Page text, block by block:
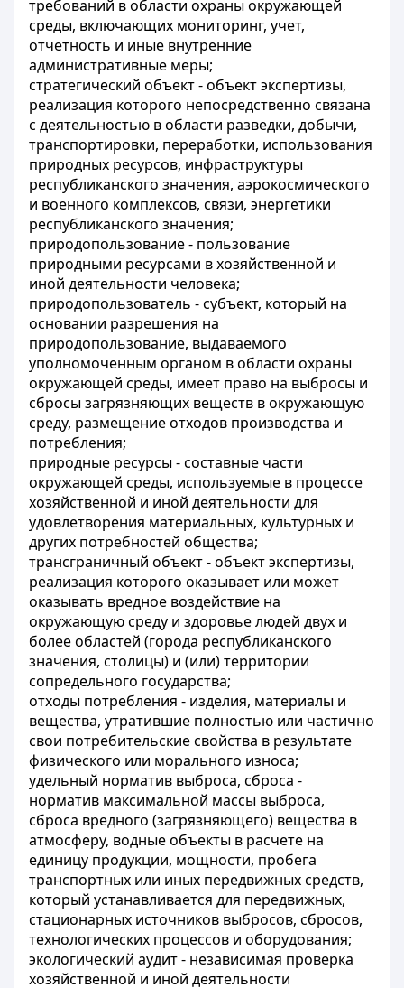
требований в области охраны окружающей
среды, включающих мониторинг, учет,
отчетность и иные внутренние
административные меры;
стратегический объект - объект экспертизы,
реализация которого непосредственно связана
с деятельностью в области разведки, добычи,
транспортировки, переработки, использования
природных ресурсов, инфраструктуры
республиканского значения, аэрокосмического
и военного комплексов, связи, энергетики
республиканского значения;
природопользование - пользование
природными ресурсами в хозяйственной и
иной деятельности человека;
природопользователь - субъект, который на
основании разрешения на
природопользование, выдаваемого
уполномоченным органом в области охраны
окружающей среды, имеет право на выбросы и
сбросы загрязняющих веществ в окружающую
среду, размещение отходов производства и
потребления;
природные ресурсы - составные части
окружающей среды, используемые в процессе
хозяйственной и иной деятельности для
удовлетворения материальных, культурных и
других потребностей общества;
трансграничный объект - объект экспертизы,
реализация которого оказывает или может
оказывать вредное воздействие на
окружающую среду и здоровье людей двух и
более областей (города республиканского
значения, столицы) и (или) территории
сопредельного государства;
отходы потребления - изделия, материалы и
вещества, утратившие полностью или частично
свои потребительские свойства в результате
физического или морального износа;
удельный норматив выброса, сброса -
норматив максимальной массы выброса,
сброса вредного (загрязняющего) вещества в
атмосферу, водные объекты в расчете на
единицу продукции, мощности, пробега
транспортных или иных передвижных средств,
который устанавливается для передвижных,
стационарных источников выбросов, сбросов,
технологических процессов и оборудования;
экологический аудит - независимая проверка
хозяйственной и иной деятельности